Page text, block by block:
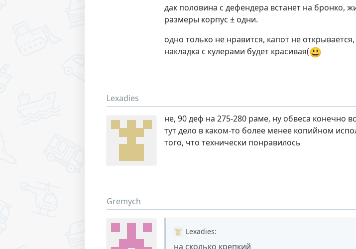
дак половина с дефендера встанет на бронко,
размеры корпус ± одни.
одно только не нравится, капот не
накладка с кулерами будет красивая(😃
Lexadies
не, 90 деф на 275-280 раме, ну обвеса конечно
тут дело в каком-то более менее копийном
того, что технически понравилось
Gremych
Lexadies:
на сколько крепкий